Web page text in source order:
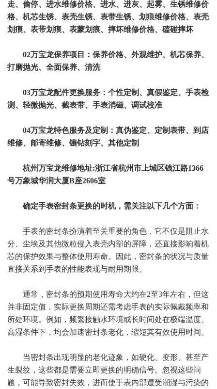
走、偷停、进水维修价格、进水、进灰、起雾、生锈维修价
格、机芯生锈、表壳生锈、表带生锈、划痕维修价格、表壳
划痕、表带划痕、表蒙划痕、摔坏维修价格、磕碰摔坏
02万宝龙保养项目：保养价格、外观维护、机芯保养、
打磨抛光、全面保养、清洗
03万宝龙配件更换服务：个性定制、真假鉴定、手表检
测、轻微抛光、截表带、手表消磁、调试校准
04万宝龙特色服务及定制：真伪鉴定、定制表带、到店
维修、邮寄维修、镶钻刻字、其他定制
杭州万宝龙维修地址:浙江省杭州市上城区钱江路1366
号万象城华润大厦B座2606室
确定手表密封条更换的时机，需关注以下几个方面：
手表的密封条扮演着至关重要的角色，它不仅是阻止水
分、尘埃及其他微粒侵入表壳内部的屏障，还直接影响着机
芯的保护效果与整体使用寿命。因此，密封条的状况与质量
直接关系到手表的性能表现与耐用期限。
通常，密封条的预期使用寿命大约在2至3年左右，但这
并非固定值，实际更换周期还需考虑手表的实际佩戴频率和
所处环境。例如，频繁接触水环境或长时间处在极端温度、
高湿条件下，均会加速密封条老化，缩短其有效使用时间。
当密封条出现明显的老化迹象，如硬化、变形、甚至产
生裂纹，这些都是需要立即更换的明确信号。忽视这些问
题，可能导致密封失效，进而使手表内部遭受潮湿与污染的